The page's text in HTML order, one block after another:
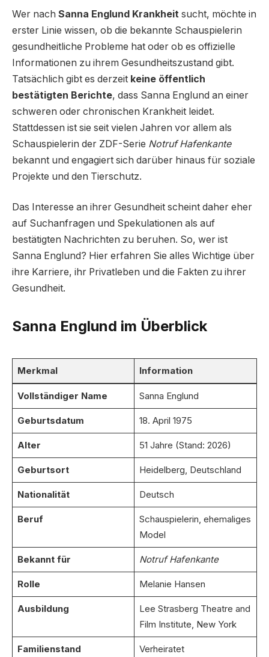
Wer nach Sanna Englund Krankheit sucht, möchte in
erster Linie wissen, ob die bekannte Schauspielerin
gesundheitliche Probleme hat oder ob es offizielle
Informationen zu ihrem Gesundheitszustand gibt.
Tatsächlich gibt es derzeit keine öffentlich
bestätigten Berichte, dass Sanna Englund an einer
schweren oder chronischen Krankheit leidet.
Stattdessen ist sie seit vielen Jahren vor allem als
Schauspielerin der ZDF-Serie Notruf Hafenkante
bekannt und engagiert sich darüber hinaus für soziale
Projekte und den Tierschutz.
Das Interesse an ihrer Gesundheit scheint daher eher
auf Suchanfragen und Spekulationen als auf
bestätigten Nachrichten zu beruhen. So, wer ist
Sanna Englund? Hier erfahren Sie alles Wichtige über
ihre Karriere, ihr Privatleben und die Fakten zu ihrer
Gesundheit.
Sanna Englund im Überblick
Merkmal Information
Vollständiger Name Sanna Englund
Geburtsdatum 18. April 1975
Alter 51 Jahre (Stand: 2026)
Geburtsort Heidelberg, Deutschland
Nationalität Deutsch
Beruf
Schauspielerin, ehemaliges
Model
Bekannt für Notruf Hafenkante
Rolle Melanie Hansen
Ausbildung
Lee Strasberg Theatre and
Film Institute, New York
Familienstand Verheiratet